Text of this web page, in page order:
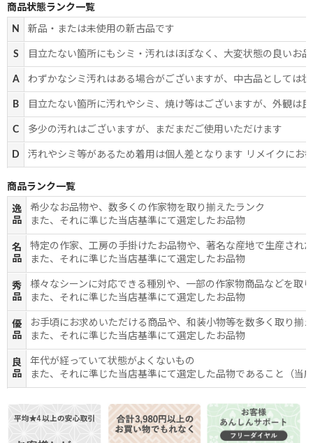
商品状態ランク一覧
N 新品・または未使用の新古品です
S 目立たない箇所にもシミ・汚れはほぼなく、大変状態の良いお
A わずかなシミ汚れはある場合がございますが、中古品としては
B 目立たない箇所に汚れやシミ、焼け等はございますが、外観は
C 多少の汚れはございますが、まだまだご使用いただけます
D 汚れやシミ等があるため着用は個人差となります リメイクにお
商品ランク一覧
逸
品
希少なお品物や、数多くの作家物を取り揃えたランク
また、それに準じた当店基準にて選定したお品物
名
品
特定の作家、工房の手掛けたお品物や、著名な産地で生産され
また、それに準じた当店基準にて選定したお品物
秀
品
様々なシーンに対応できる種別や、一部の作家物商品などを取
また、それに準じた当店基準にて選定したお品物
優
品
お手頃にお求めいただける商品や、和装小物等を数多く取り揃
また、それに準じた当店基準にて選定したお品物
良
品
年代が経っていて状態がよくないもの
また、それに準じた当店基準にて選定した品物であること（当